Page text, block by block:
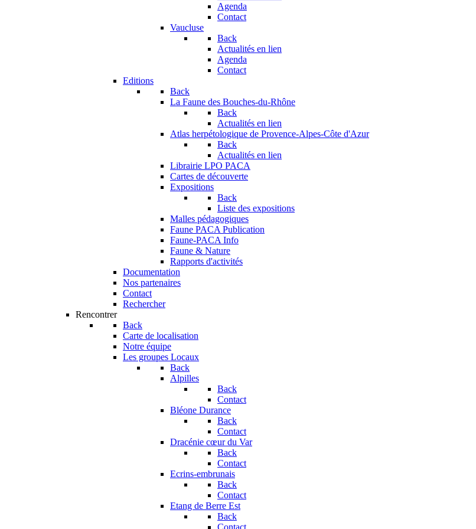
Agenda
Contact
Vaucluse
Back
Actualités en lien
Agenda
Contact
Editions
Back
La Faune des Bouches-du-Rhône
Back
Actualités en lien
Atlas herpétologique de Provence-Alpes-Côte d'Azur
Back
Actualités en lien
Librairie LPO PACA
Cartes de découverte
Expositions
Back
Liste des expositions
Malles pédagogiques
Faune PACA Publication
Faune-PACA Info
Faune & Nature
Rapports d'activités
Documentation
Nos partenaires
Contact
Rechercher
Rencontrer
Back
Carte de localisation
Notre équipe
Les groupes Locaux
Back
Alpilles
Back
Contact
Bléone Durance
Back
Contact
Dracénie cœur du Var
Back
Contact
Ecrins-embrunais
Back
Contact
Etang de Berre Est
Back
Contact